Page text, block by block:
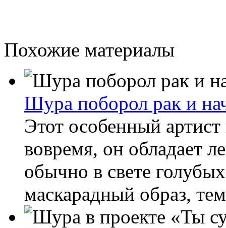
Похожие материалы
Шура поборол рак и
Этот особенный
вовремя, он обладает
обычно в свете
маскарадный образ,